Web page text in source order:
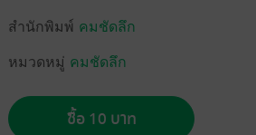
สำนักพิมพ์ คมชัดลึก
หมวดหมู่ คมชัดลึก
ซื้อ 10 บาท